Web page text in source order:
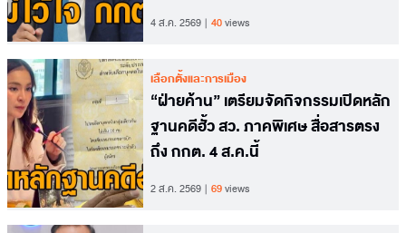
4 ส.ค. 2569 40views
เลือกตั้งและการเมือง
“ฝ่ายค้าน” เตรียมจัดกิจกรรมเปิดหลัก
ฐานคดีฮั้ว สว. ภาคพิเศษ สื่อสารตรง
ถึง กกต. 4 ส.ค.นี้
2 ส.ค. 2569 69views